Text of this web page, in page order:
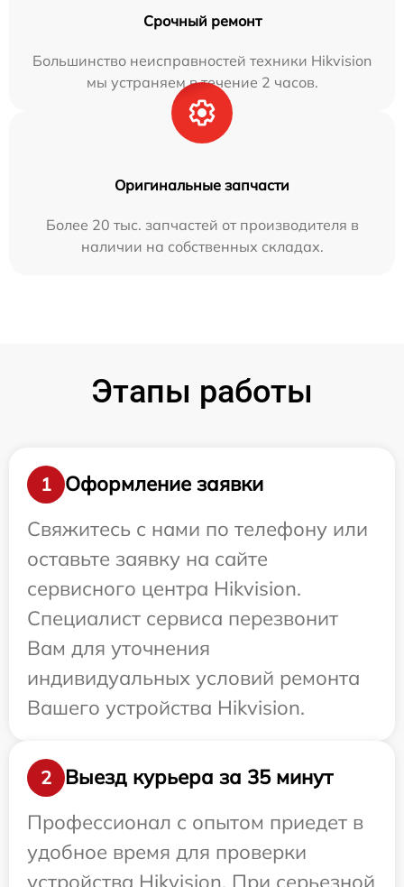
Срочный ремонт
Большинство неисправностей техники Hikvision
мы устраняем в течение 2 часов.
Оригинальные запчасти
Более 20 тыс. запчастей от производителя в
наличии на собственных складах.
Этапы работы
1
Оформление заявки
Свяжитесь с нами по телефону или
оставьте заявку на сайте
сервисного центра Hikvision.
Специалист сервиса перезвонит
Вам для уточнения
индивидуальных условий ремонта
Вашего устройства Hikvision.
2
Выезд курьера за 35 минут
Профессионал с опытом приедет в
удобное время для проверки
устройства Hikvision. При серьезной